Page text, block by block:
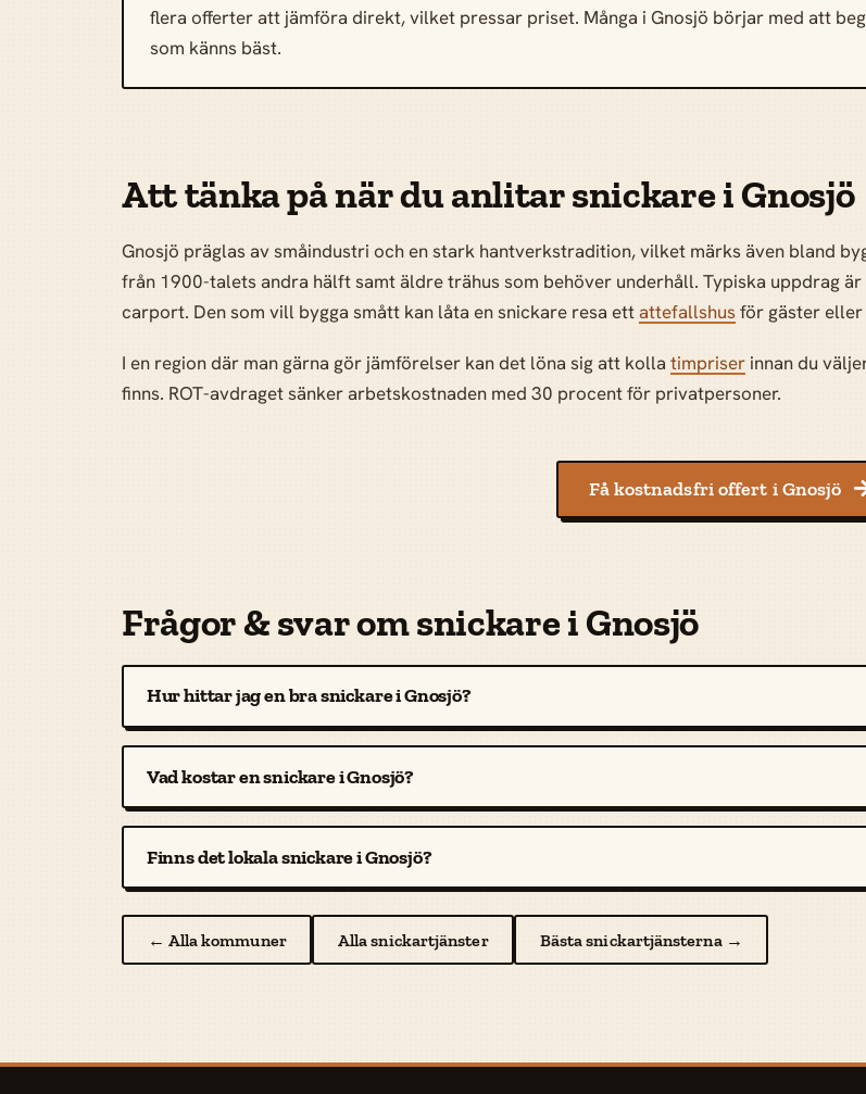
flera offerter att jämföra direkt, vilket pressar priset. Många i Gnosjö börjar med att
som känns bäst.
Att tänka på när du anlitar snickare i Gnosjö
Gnosjö präglas av småindustri och en stark hantverkstradition, vilket märks även bland
från 1900-talets andra hälft samt äldre trähus som behöver underhåll. Typiska uppdrag
carport. Den som vill bygga smått kan låta en snickare resa ettattefallshusför gäster eller
I en region där man gärna gör jämförelser kan det löna sig att kolla timpriser innan du
finns. ROT-avdraget sänker arbetskostnaden med 30 procent för privatpersoner.
Få kostnadsfri offert i Gnosjö
Frågor & svar om snickare i Gnosjö
Hur hittar jag en bra snickare i Gnosjö?
Vad kostar en snickare i Gnosjö?
Finns det lokala snickare i Gnosjö?
← Alla kommuner Alla snickartjänster Bästa snickartjänsterna →